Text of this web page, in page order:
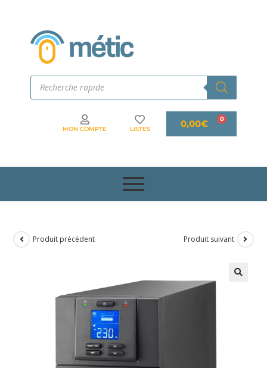
MON COMPTE LISTES 0,00€
Produit précédent Produit suivant